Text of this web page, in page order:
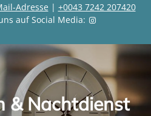
Adresse | +0043 7242 207420
auf Social Media:
& Nachtdienst